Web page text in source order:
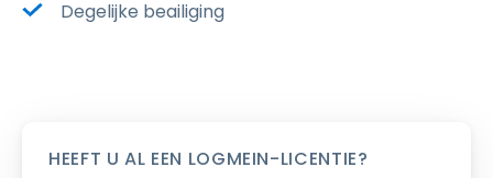
Degelijke beailiging
HEEFT U AL EEN LOGMEIN-LICENTIE?